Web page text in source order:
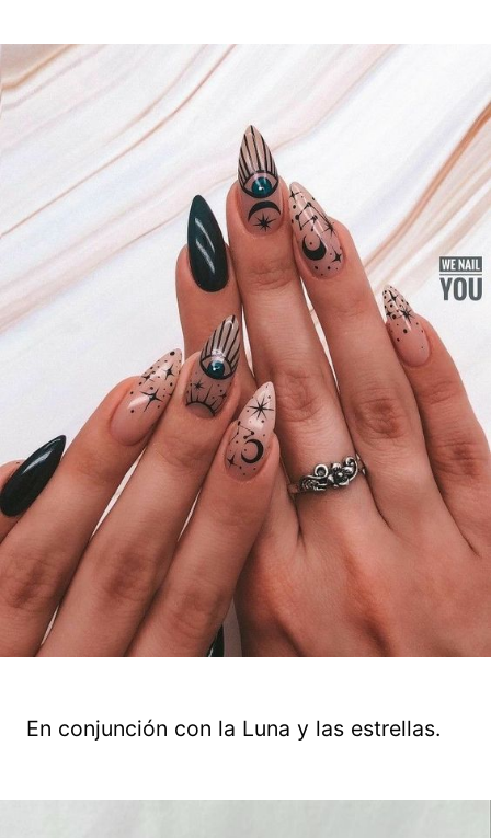
En conjunción con la Luna y las estrellas.